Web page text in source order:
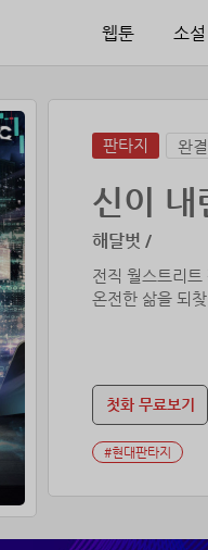
웹툰 소설
판타지 완결
신이 내
해달벗 /
전직 월스트리
온전한 삶을 되
첫화 무료보기
#현대판타지